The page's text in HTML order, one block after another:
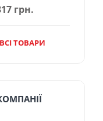
грн.
ТОВАРИ